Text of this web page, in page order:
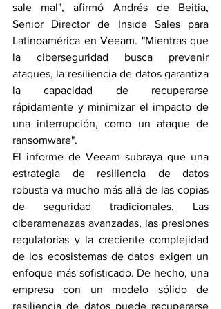
sale mal", afirmó Andrés de Beitia,
Senior Director de Inside Sales para
Latinoamérica en Veeam. "Mientras que
la ciberseguridad busca prevenir
ataques, la resiliencia de datos garantiza
la capacidad de recuperarse
rápidamente y minimizar el impacto de
una interrupción, como un ataque de
ransomware".
El informe de Veeam subraya que una
estrategia de resiliencia de datos
robusta va mucho más allá de las copias
de seguridad tradicionales. Las
ciberamenazas avanzadas, las presiones
regulatorias y la creciente complejidad
de los ecosistemas de datos exigen un
enfoque más sofisticado. De hecho, una
empresa con un modelo sólido de
resiliencia de datos puede recuperarse